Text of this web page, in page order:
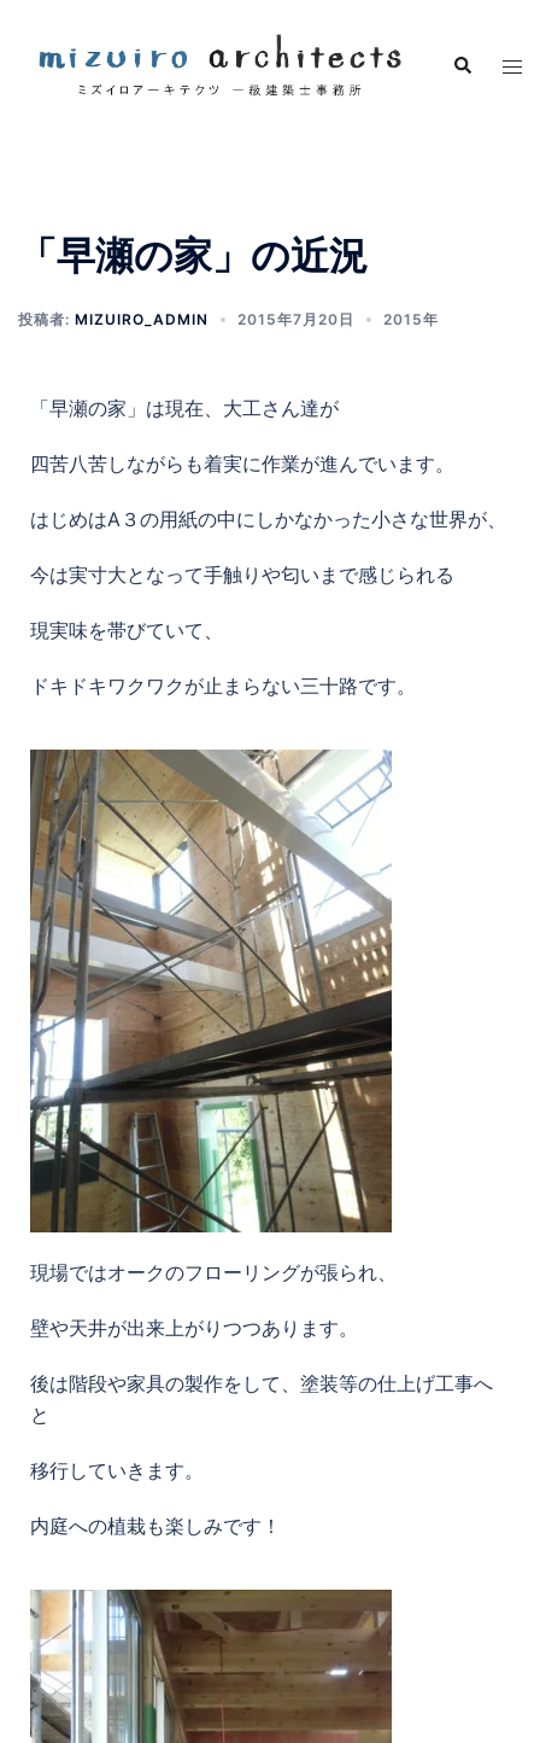
「早瀬の家」の近況
投稿者: MIZUIRO_ADMIN 2015年7月20日 2015年
「早瀬の家」は現在、大工さん達が
四苦八苦しながらも着実に作業が進んでいます。
はじめはA３の用紙の中にしかなかった小さな世界が、
今は実寸大となって手触りや匂いまで感じられる
現実味を帯びていて、
ドキドキワクワクが止まらない三十路です。
現場ではオークのフローリングが張られ、
壁や天井が出来上がりつつあります。
後は階段や家具の製作をして、塗装等の仕上げ工事へ
と
移行していきます。
内庭への植栽も楽しみです！